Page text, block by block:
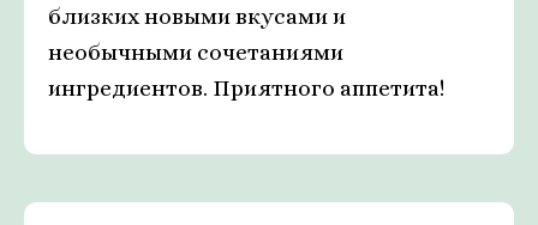
близких новыми вкусами и
необычными сочетаниями
ингредиентов. Приятного аппетита!